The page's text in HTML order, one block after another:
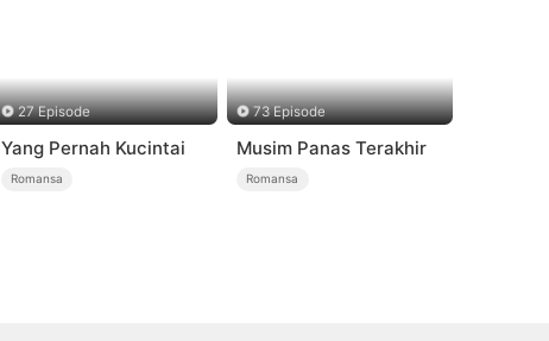
27 Episode
Yang Pernah Kucintai
Romansa
73 Episode
Musim Panas Terakhir
Romansa